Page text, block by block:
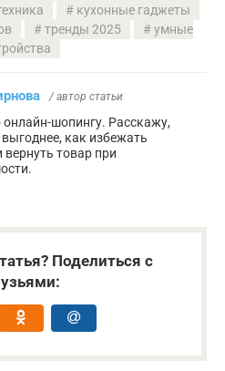
кухонные гаджеты
тренды 2025
умные
/ автор статьи
онлайн-шопингу. Расскажу,
выгоднее, как избежать
вернуть товар при
Поделиться с